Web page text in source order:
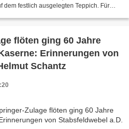
dem festlich ausgelegten Teppich. Für
flöten ging 60 Jahre
Erinnerungen von
Schantz